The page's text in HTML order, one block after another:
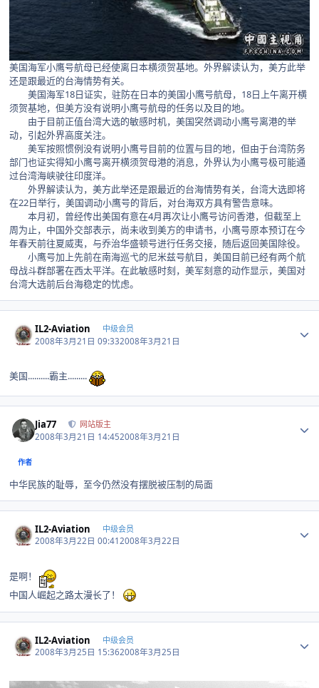
美国海军小鹰号航母已经使离日本横须贺基地。外界解读认为，美方此举
还是跟最近的台海情势有关。
美国海军18日证实，驻防在日本的美国小鹰号航母，18日上午离开横
须贺基地，但美方没有说明小鹰号航母的任务以及目的地。
由于目前正值台湾大选的敏感时机，美国突然调动小鹰号离港的举
动，引起外界高度关注。
美军按照惯例没有说明小鹰号目前的位置与目的地，但由于台湾防务
部门也证实得知小鹰号离开横须贺母港的消息，外界认为小鹰号极可能通
过台湾海峡驶往印度洋。
外界解读认为，美方此举还是跟最近的台海情势有关，台湾大选即将
在22日举行，美国调动小鹰号的背后，对台海双方具有警告意味。
本月初，曾经传出美国有意在4月再次让小鹰号访问香港，但截至上
周为止，中国外交部表示，尚未收到美方的申请书，小鹰号原本预订在今
年春天前往夏威夷，与乔治华盛顿号进行任务交接，随后返回美国除役。
小鹰号加上先前在南海巡弋的尼米兹号航目，美国目前已经有两个航
母战斗群部署在西太平洋。在此敏感时刻，美军刻意的动作显示，美国对
台湾大选前后台海稳定的忧虑。
IL2-Aviation 中级会员
2008年3月21日 09:332008年3月21日
美国..........霸主.........
Jia77 网站版主
2008年3月21日 14:452008年3月21日
作者
中华民族的耻辱，至今仍然没有摆脱被压制的局面
IL2-Aviation 中级会员
2008年3月22日 00:412008年3月22日
是啊！
中国人崛起之路太漫长了！
IL2-Aviation 中级会员
2008年3月25日 15:362008年3月25日